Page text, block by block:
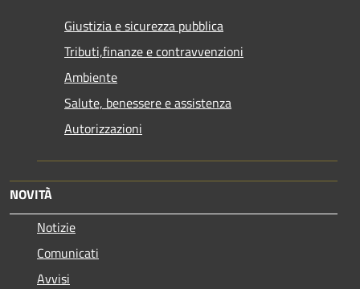
Giustizia e sicurezza pubblica
Tributi,finanze e contravvenzioni
Ambiente
Salute, benessere e assistenza
Autorizzazioni
NOVITÀ
Notizie
Comunicati
Avvisi